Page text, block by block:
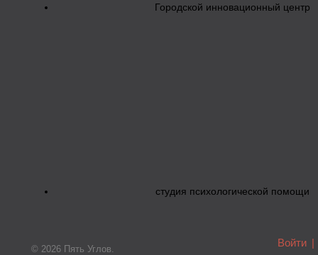
Городской инновационный центр
студия психологической помощи
© 2026 Пять Углов.
Войти